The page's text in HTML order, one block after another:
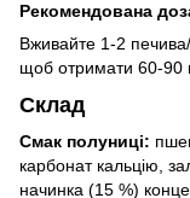
Рекомендована
Вживайте 1-2
щоб отримати 60-90
Склад
Смак полуниці:
карбонат кальцію,
начинка (15 %)